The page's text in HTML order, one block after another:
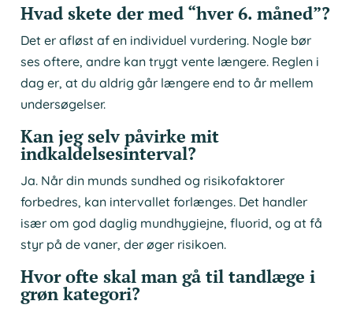
Hvad skete der med “hver 6. måned”?
Det er afløst af en individuel vurdering. Nogle bør
ses oftere, andre kan trygt vente længere. Reglen i
dag er, at du aldrig går længere end to år mellem
undersøgelser.
Kan jeg selv påvirke mit
indkaldelsesinterval?
Ja. Når din munds sundhed og risikofaktorer
forbedres, kan intervallet forlænges. Det handler
især om god daglig mundhygiejne, fluorid, og at få
styr på de vaner, der øger risikoen.
Hvor ofte skal man gå til tandlæge i
grøn kategori?